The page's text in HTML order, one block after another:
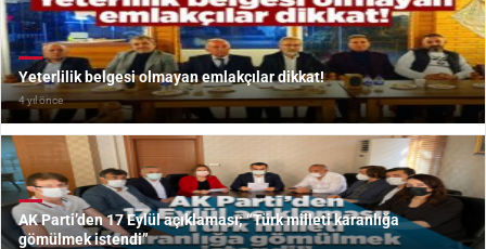
Yeterlilik belgesi olmayan emlakçılar dikkat!
4 yıl önce
AK Parti’den 17 Eylül açıklaması; “Türk milleti karanlığa
gömülmek istendi”